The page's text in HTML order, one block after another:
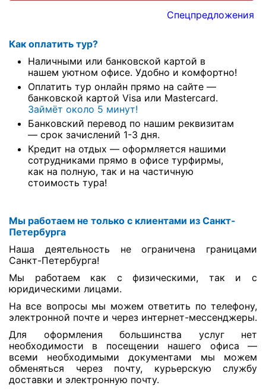
Спецпредложения
Как оплатить тур?
Наличными или банковской картой в
нашем уютном офисе. Удобно и комфортно!
Оплатить тур онлайн прямо на сайте —
банковской картой Visa или Mastercard.
Займёт около 5 минут!
Банковский перевод по нашим реквизитам
— срок зачислений 1-3 дня.
Кредит на отдых — оформляется нашими
сотрудниками прямо в офисе турфирмы,
как на полную, так и на частичную
стоимость тура!
Мы работаем не только с клиентами из Санкт-
Петербурга
Наша деятельность не ограничена границами
Санкт-Петербурга!
Мы работаем как с физическими, так и с
юридическими лицами.
На все вопросы мы можем ответить по телефону,
электронной почте и через интернет-мессенджеры.
Для оформления большинства услуг нет
необходимости в посещении нашего офиса —
всеми необходимыми документами мы можем
обменяться через почту, курьерскую службу
доставки и электронную почту.